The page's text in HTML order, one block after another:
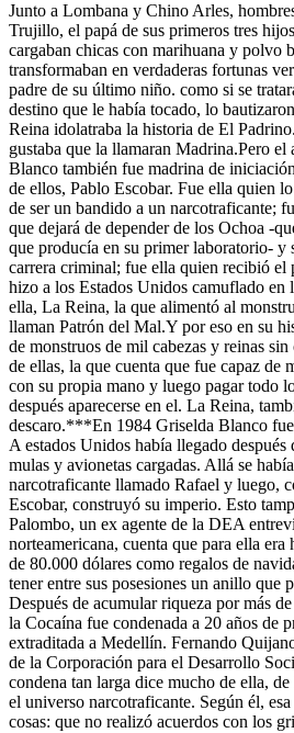
Junto a Lombana y Chino Arles,
Trujillo, el papá de sus primeros tres
cargaban chicas con marihuana y polvo
transformaban en verdaderas fortunas
padre de su último niño. como si se
destino que le había tocado, lo
Reina idolatraba la historia de El
gustaba que la llamaran Madrina.Pero el
Blanco también fue madrina de
de ellos, Pablo Escobar. Fue ella quien
de ser un bandido a un narcotraficante;
que dejará de depender de los Ochoa -
que producía en su primer laboratorio- y
carrera criminal; fue ella quien recibió el
hizo a los Estados Unidos camuflado en
ella, La Reina, la que alimentó al
llaman Patrón del Mal.Y por eso en su
de monstruos de mil cabezas y reinas
de ellas, la que cuenta que fue capaz de
con su propia mano y luego pagar todo
después aparecerse en el. La Reina,
descaro.***En 1984 Griselda Blanco
A estados Unidos había llegado después
mulas y avionetas cargadas. Allá se
narcotraficante llamado Rafael y luego,
Escobar, construyó su imperio. Esto
Palombo, un ex agente de la DEA
norteamericana, cuenta que para ella
de 80.000 dólares como regalos de
tener entre sus posesiones un anillo que
Después de acumular riqueza por más
la Cocaína fue condenada a 20 años de
extraditada a Medellín. Fernando
de la Corporación para el Desarrollo
condena tan larga dice mucho de ella,
el universo narcotraficante. Según él,
cosas: que no realizó acuerdos con los